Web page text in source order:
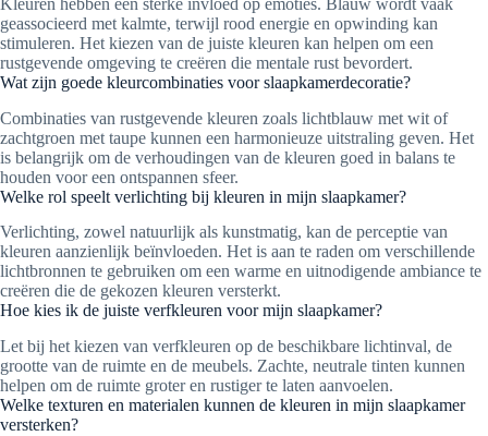
geassocieerd met kalmte, terwijl rood energie en opwinding kan
stimuleren. Het kiezen van de juiste kleuren kan helpen om een
rustgevende omgeving te creëren die mentale rust bevordert.
Wat zijn goede kleurcombinaties voor slaapkamerdecoratie?
Combinaties van rustgevende kleuren zoals lichtblauw met wit of
zachtgroen met taupe kunnen een harmonieuze uitstraling geven. Het
is belangrijk om de verhoudingen van de kleuren goed in balans te
houden voor een ontspannen sfeer.
Welke rol speelt verlichting bij kleuren in mijn slaapkamer?
Verlichting, zowel natuurlijk als kunstmatig, kan de perceptie van
kleuren aanzienlijk beïnvloeden. Het is aan te raden om verschillende
lichtbronnen te gebruiken om een warme en uitnodigende ambiance te
creëren die de gekozen kleuren versterkt.
Hoe kies ik de juiste verfkleuren voor mijn slaapkamer?
Let bij het kiezen van verfkleuren op de beschikbare lichtinval, de
grootte van de ruimte en de meubels. Zachte, neutrale tinten kunnen
helpen om de ruimte groter en rustiger te laten aanvoelen.
Welke texturen en materialen kunnen de kleuren in mijn slaapkamer
versterken?